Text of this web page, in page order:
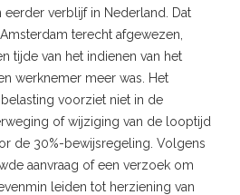
verblijf in Nederland. Dat
terecht afgewezen,
tijde van het indienen van het
werknemer meer was. Het
voorziet niet in de
of wijziging van de looptijd
de 30%-bewijsregeling. Volgens
aanvraag of een verzoek om
leiden tot herziening van